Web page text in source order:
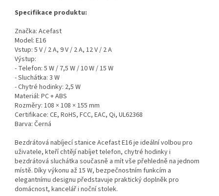
Specifikace produktu:
Značka: Acefast
Model: E16
Vstup: 5 V / 2 A, 9 V / 2 A, 12 V / 2 A
Výstup:
- Telefon: 5 W / 7,5 W / 10 W / 15 W
- Sluchátka: 3 W
- Chytré hodinky: 2,5 W
Materiál: PC + ABS
Rozměry: 108 × 108 × 155 mm
Certifikace: CE, RoHS, FCC, EAC, Qi, UL62368
Barva: Černá
Bezdrátová nabíjecí stanice Acefast E16 je ideální volbou pro
uživatele, kteří chtějí nabíjet telefon, chytré hodinky i
bezdrátová sluchátka současně a mít vše přehledně na jednom
místě. Díky výkonu až 15 W, bezpečnostním funkcím a
elegantnímu designu představuje praktický doplněk pro
domácnost, kancelář i noční stolek.